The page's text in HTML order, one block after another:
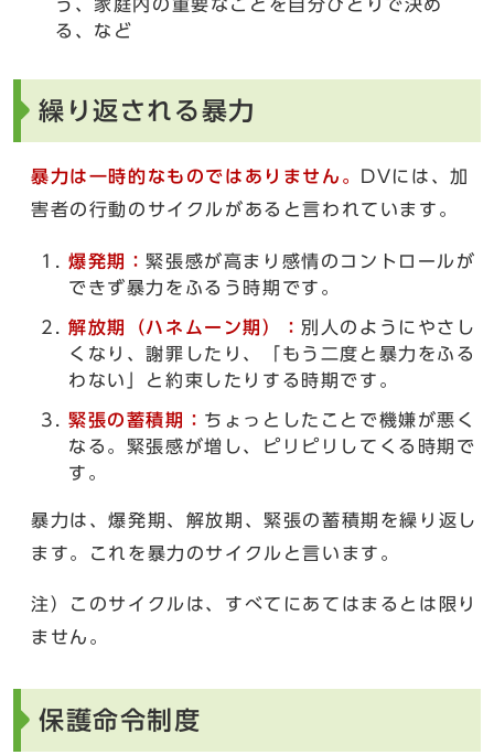
う、家庭内の重要なことを自分ひとりで決め
る、など
繰り返される暴力
暴力は一時的なものではありません。
DVには、加
害者の行動のサイクルがあると言われています。
爆発期：緊張感が高まり感情のコントロールが
できず暴力をふるう時期です。
解放期（ハネムーン期）： 別人のようにやさし
くなり、謝罪したり、「もう二度と暴力をふる
わない」と約束したりする時期です。
緊張の蓄積期： ちょっとしたことで機嫌が悪く
なる。緊張感が増し、ピリピリしてくる時期で
す。
暴力は、爆発期、解放期、緊張の蓄積期を繰り返し
ます。これを暴力のサイクルと言います。
注）このサイクルは、すべてにあてはまるとは限り
ません。
保護命令制度